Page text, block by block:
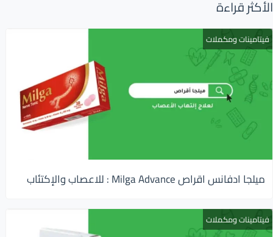
الأكثر قراءة
فيتامينات ومكملات
ميلجا ادفانس اقراص Milga Advance : للاعصاب والإكتئاب
فيتامينات ومكملات